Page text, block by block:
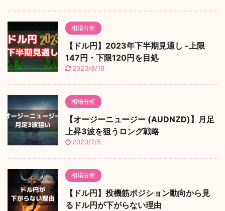
相場分析
【ドル円】2023年下半期見通し -上限
147円・下限120円を目処
2023/8/18
相場分析
【オージーニュージー (AUDNZD)】月足
上昇3波を狙うロング戦略
2023/7/5
相場分析
【ドル円】投機筋ポジション動向から見
るドル円が下がらない理由